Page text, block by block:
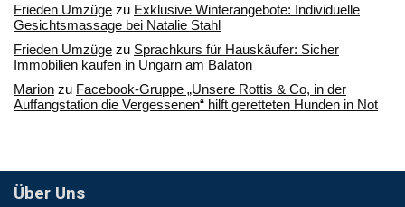
Frieden Umzüge zu Exklusive Winterangebote: Individuelle
Gesichtsmassage bei Natalie Stahl
Frieden Umzüge zu Sprachkurs für Hauskäufer: Sicher
Immobilien kaufen in Ungarn am Balaton
Marion zu Facebook-Gruppe „Unsere Rottis & Co, in der
Auffangstation die Vergessenen“ hilft geretteten Hunden in Not
Über Uns